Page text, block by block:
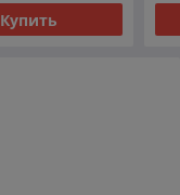
Купить